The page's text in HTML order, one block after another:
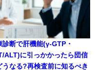
診断で肝機能(γ-GTP・
ALT)に引っかかったら団信
うなる?再検査前に知るべき